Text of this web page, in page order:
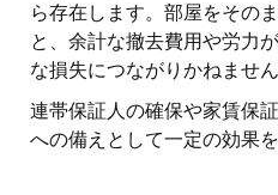
ら存在します。部屋をその
と、余計な撤去費用や労力
な損失につながりかねません
連帯保証人の確保や家賃保
への備えとして一定の効果